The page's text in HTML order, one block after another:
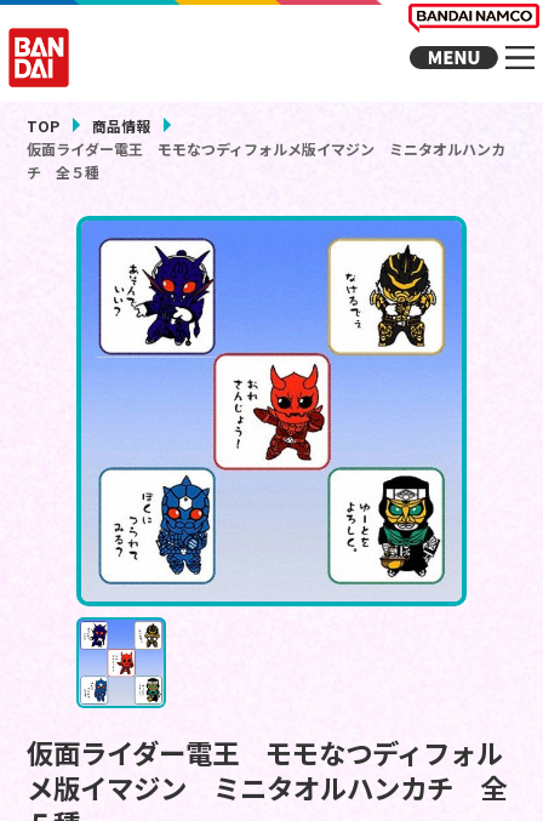
TOP
商品情報
仮面ライダー電王 モモなつディフォルメ版イマジン ミニタオルハンカ
チ 全５種
仮面ライダー電王 モモなつディフォル
メ版イマジン ミニタオルハンカチ 全